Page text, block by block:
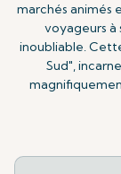
marchés animés
voyageurs à
inoubliable.
Sud",